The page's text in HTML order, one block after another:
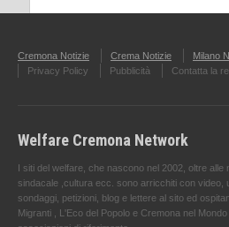
Cremona Notizie Crema Notizie Milano
Privacy Policy
Pubblicità Contatta la
Welfare Cremona Network
I siti del welfare, che nascono nel 2002, oltre alle
sindacale ,cultura ecc. sono arricchiti con video,
sondaggi, petizioni, blog e lettere al sito ed
Migranti , L'Eco del Popolo e Cremona nel